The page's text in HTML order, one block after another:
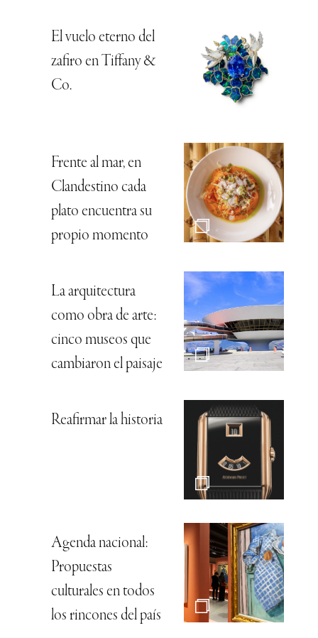
El vuelo eterno del
zafiro en Tiffany &
Co.
Frente al mar, en
Clandestino cada
plato encuentra su
propio momento
La arquitectura
como obra de arte:
cinco museos que
cambiaron el paisaje
Reafirmar la historia
Agenda nacional:
Propuestas
culturales en todos
los rincones del país